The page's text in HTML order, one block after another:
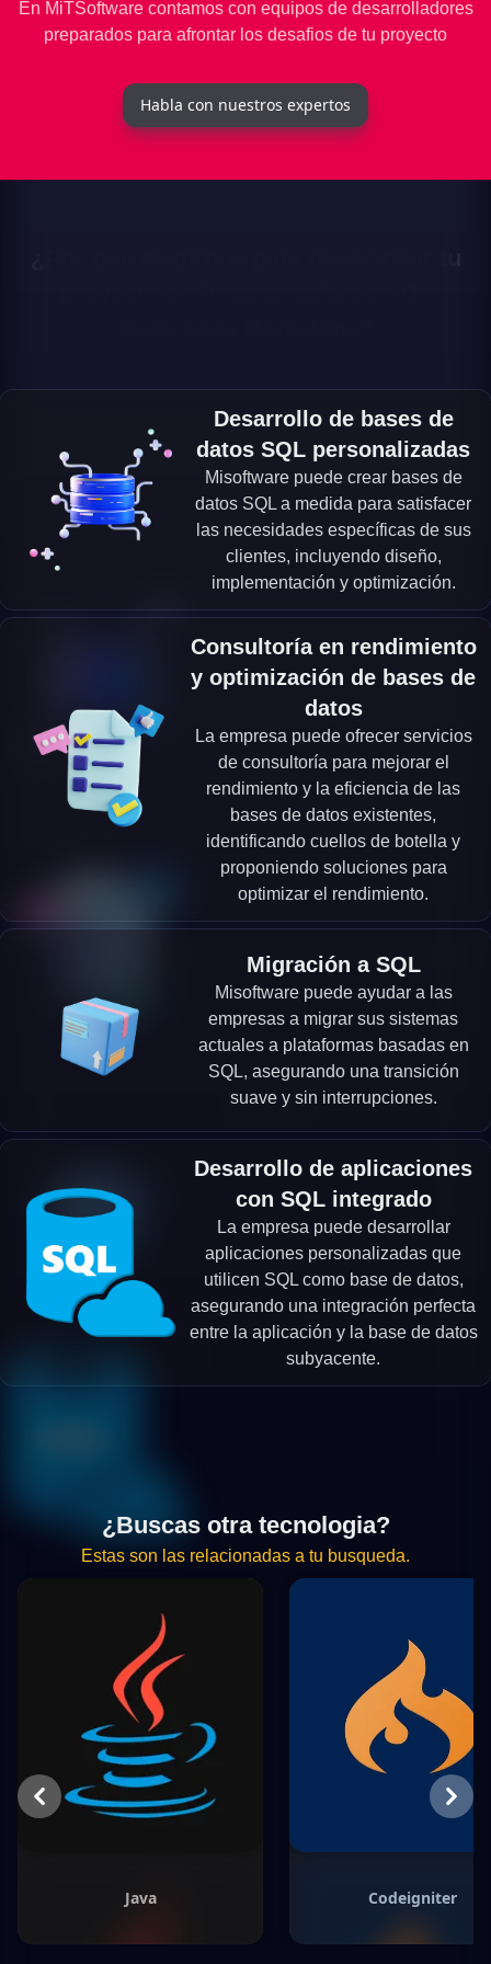
En MiTSoftware contamos con equipos de desarrolladores
preparados para afrontar los desafios de tu proyecto
Habla con nuestros expertos
Desarrollo de bases de
datos SQL personalizadas
Misoftware puede crear bases de
datos SQL a medida para satisfacer
las necesidades específicas de sus
clientes, incluyendo diseño,
implementación y optimización.
Consultoría en rendimiento
y optimización de bases de
datos
La empresa puede ofrecer servicios
de consultoría para mejorar el
rendimiento y la eficiencia de las
bases de datos existentes,
identificando cuellos de botella y
proponiendo soluciones para
optimizar el rendimiento.
Migración a SQL
Misoftware puede ayudar a las
empresas a migrar sus sistemas
actuales a plataformas basadas en
SQL, asegurando una transición
suave y sin interrupciones.
Desarrollo de aplicaciones
con SQL integrado
La empresa puede desarrollar
aplicaciones personalizadas que
utilicen SQL como base de datos,
asegurando una integración perfecta
entre la aplicación y la base de datos
subyacente.
¿Buscas otra tecnologia?
Estas son las relacionadas a tu busqueda.
Previous Next
Java Codeigniter